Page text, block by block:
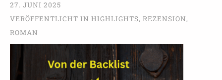
27. JUNI 2025
VERÖFFENTLICHT IN HIGHLIGHTS, REZENSION,
ROMAN